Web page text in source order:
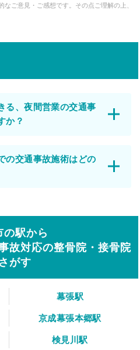
ご意見・ご感想です。その点ご理解の上、
る、夜間営業の交通事
か？
の交通事故施術はどの
の駅から
故対応の整骨院・接骨院
がす
幕張駅
京成幕張本郷駅
検見川駅